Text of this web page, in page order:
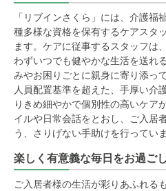
「リブインさくら」には、介護福
種多様な資格を保有するケアスタ
ます。ケアに従事するスタッフは
わずいつでも健やかな生活を送れ
みやお困りごとに親身に寄り添っ
人員配置基準を超えた、手厚い介
りきめ細やかで個別性の高いケア
イルや日常会話をとおし、ご入居
う、さりげない手助けを行っていま
楽しく有意義な毎日をお過ご
ご入居者様の生活が彩りあふれる